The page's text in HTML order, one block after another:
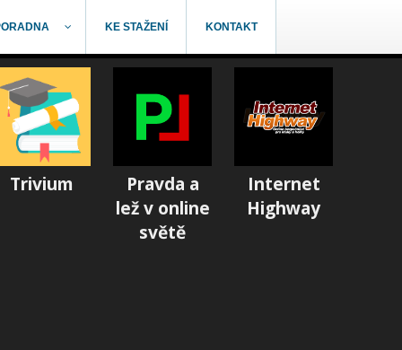
KE STAŽENÍ KONTAKT
Trivium
Pravda a
lež v online
světě
Internet
Highway